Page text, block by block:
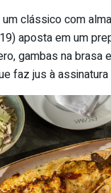
clássico com
aposta em um
gambas na brasa
faz jus à assinatura